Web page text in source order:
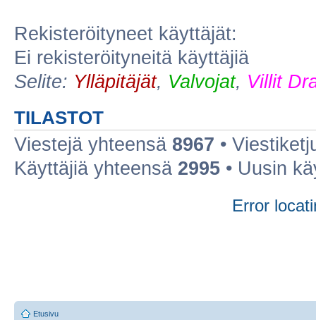
Rekisteröityneet käyttäjät:
Ei rekisteröityneitä käyttäjiä
Selite: Ylläpitäjät, Valvojat, Villit
TILASTOT
Viestejä yhteensä 8967 •
Käyttäjiä yhteensä 2995 • Uusin
Error
Etusivu